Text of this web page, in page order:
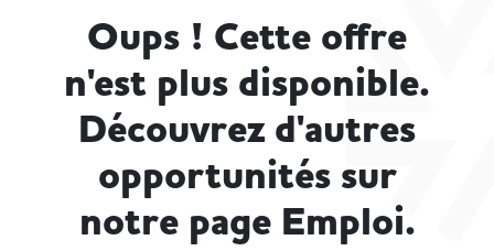
Oups ! Cette offre
n'est plus disponible.
Découvrez d'autres
opportunités sur
notre page Emploi.